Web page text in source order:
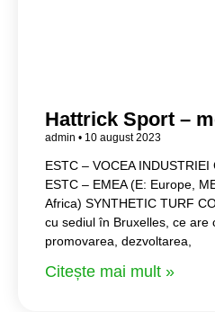
Hattrick Sport –
admin 10 august 2023
ESTC – VOCEA
ESTC – EMEA (E: Europe,
Africa) SYNTHETIC TURF
cu sediul în Bruxelles, ce are
promovarea, dezvoltarea,
Citește mai mult »